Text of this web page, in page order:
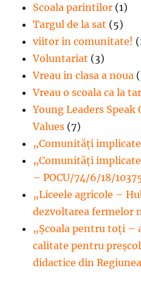
Scoala parintilor (1)
Targul de la sat (5)
viitor in comunitate!
Voluntariat (3)
Vreau in clasa a noua
Vreau o scoala ca la
Young Leaders Speak
Values (7)
„Comunități implicate
„Comunități
– POCU/74/6/18/
„Liceele agricole –
dezvoltarea fermelor
„Școala pentru toți –
calitate pentru
didactice din